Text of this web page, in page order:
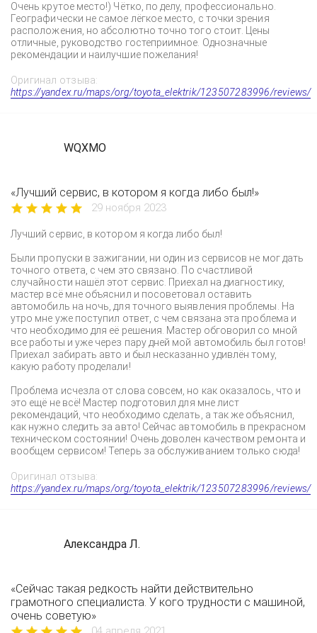
Очень крутое место!) Чётко, по делу, профессионально.
Географически не самое лёгкое место, с точки зрения
расположения, но абсолютно точно того стоит. Цены
отличные, руководство гостеприимное. Однозначные
рекомендации и наилучшие пожелания!
Оригинал отзыва:
https://yandex.ru/maps/org/toyota_elektrik/123507283996/reviews/
WQXMO
«Лучший сервис, в котором я когда либо был!»
29 ноября 2023
Лучший сервис, в котором я когда либо был!
Были пропуски в зажигании, ни один из сервисов не мог дать
точного ответа, с чем это связано. По счастливой
случайности нашёл этот сервис. Приехал на диагностику,
мастер всё мне объяснил и посоветовал оставить
автомобиль на ночь, для точного выявления проблемы. На
утро мне уже поступил ответ, с чем связана эта проблема и
что необходимо для её решения. Мастер обговорил со мной
все работы и уже через пару дней мой автомобиль был готов!
Приехал забирать авто и был несказанно удивлён тому,
какую работу проделали!
Проблема исчезла от слова совсем, но как оказалось, что и
это ещё не всё! Мастер подготовил для мне лист
рекомендаций, что необходимо сделать, а так же объяснил,
как нужно следить за авто! Сейчас автомобиль в прекрасном
техническом состоянии! Очень доволен качеством ремонта и
вообщем сервисом! Теперь за обслуживанием только сюда!
Оригинал отзыва:
https://yandex.ru/maps/org/toyota_elektrik/123507283996/reviews/
Александра Л.
«Сейчас такая редкость найти действительно
грамотного специалиста. У кого трудности с машиной,
очень советую»